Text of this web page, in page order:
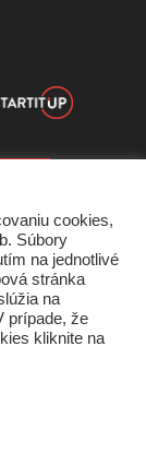
cookies,
Súbory
na jednotlivé
stránka
na
prípade, že
kliknite na